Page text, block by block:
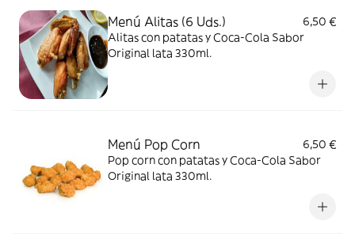
Menú Alitas (6 Uds.)
6,50 €
Alitas con patatas y Coca-Cola Sabor
Original lata 330ml.
Menú Pop Corn
6,50 €
Pop corn con patatas y Coca-Cola Sabor
Original lata 330ml.